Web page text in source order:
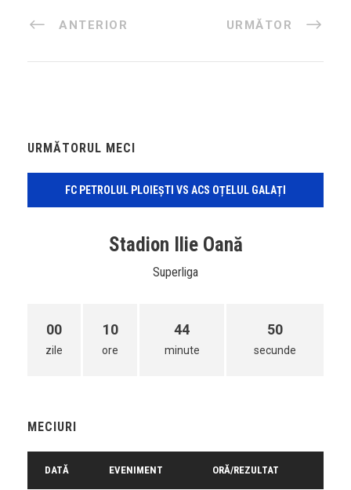
ANTERIOR URMĂTOR
URMĂTORUL MECI
FC PETROLUL PLOIEȘTI VS ACS OȚELUL GALAȚI
Stadion Ilie Oană
Superliga
00
zile
10
ore
44
minute
49
secunde
MECIURI
DATĂ EVENIMENT ORĂ/REZULTAT